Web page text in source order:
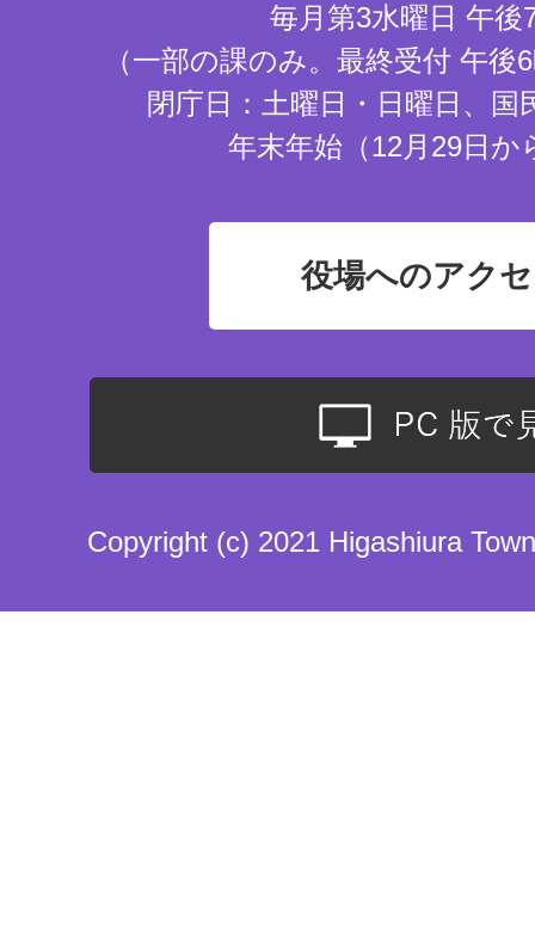
毎月第3水曜日 午後
（一部の課のみ。最終受付 午
閉庁日：土曜日・日曜日、国
年末年始（12月29日か
役場へのアク
Copyright (c) 2021 Higashiura